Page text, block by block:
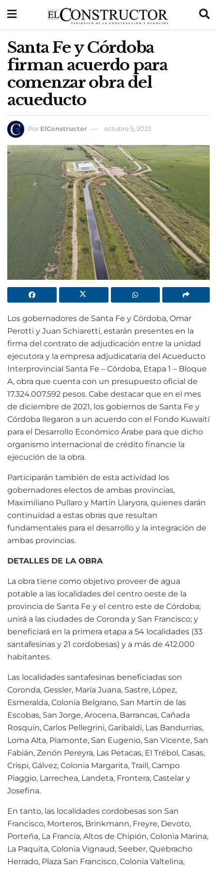
Santa Fe y Córdoba
firman acuerdo para
comenzar obra del
acueducto
Por ElConstructor octubre 5, 2023
Los gobernadores de Santa Fe y Córdoba, Omar
Perotti y Juan Schiaretti, estarán presentes en la
firma del contrato de adjudicación entre la unidad
ejecutora y la empresa adjudicataria del Acueducto
Interprovincial Santa Fe – Córdoba, Etapa 1 – Bloque
A, obra que cuenta con un presupuesto oficial de
17.324.007.592 pesos. Cabe destacar que en el mes
de diciembre de 2021, los gobiernos de Santa Fe y
Córdoba llegaron a un acuerdo con el Fondo Kuwaití
para el Desarrollo Económico Árabe para que dicho
organismo internacional de crédito financie la
ejecución de la obra.
Participarán también de esta actividad los
gobernadores electos de ambas provincias,
Maximiliano Pullaro y Martín Llaryora, quienes darán
continuidad a estas obras que resultan
fundamentales para el desarrollo y la integración de
ambas provincias.
DETALLES DE LA OBRA
La obra tiene como objetivo proveer de agua
potable a las localidades del centro oeste de la
provincia de Santa Fe y el centro este de Córdoba;
unirá a las ciudades de Coronda y San Francisco; y
beneficiará en la primera etapa a 54 localidades (33
santafesinas y 21 cordobesas) y a más de 412.000
habitantes.
Las localidades santafesinas beneficiadas son
Coronda, Gessler, María Juana, Sastre, López,
Esmeralda, Colonia Belgrano, San Martín de las
Escobas, San Jorge, Arocena, Barrancas, Cañada
Rosquín, Carlos Pellegrini, Garibaldi, Las Bandurrias,
Loma Alta, Piamonte, San Eugenio, San Vicente, San
Fabián, Zenón Pereyra, Las Petacas, El Trébol, Casas,
Crispi, Gálvez, Colonia Margarita, Traill, Campo
Piaggio, Larrechea, Landeta, Frontera, Castelar y
Josefina.
En tanto, las localidades cordobesas son San
Francisco, Morteros, Brinkmann, Freyre, Devoto,
Porteña, La Francia, Altos de Chipión, Colonia Marina,
La Paquita, Colonia Vignaud, Seeber, Quebracho
Herrado, Plaza San Francisco, Colonia Valtelina,